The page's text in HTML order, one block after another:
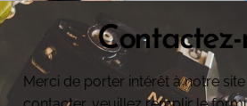
Contactez-
Merci de porter intérêt à notre